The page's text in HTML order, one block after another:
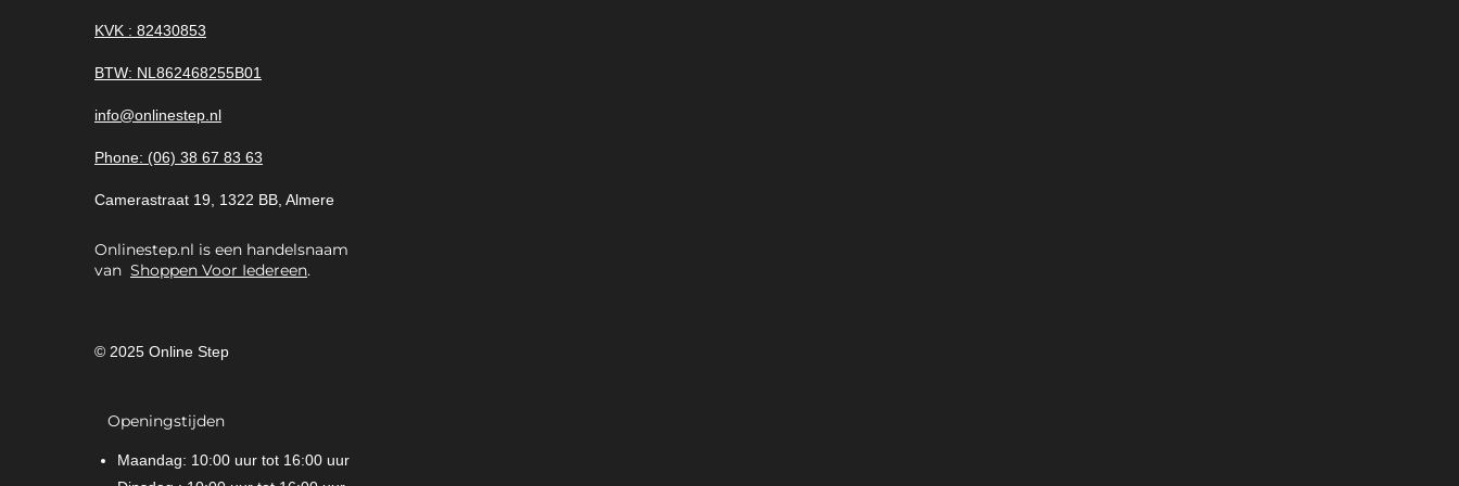
KVK : 82430853
BTW: NL862468255B01
info@onlinestep.nl
Phone: (06) 38 67 83 63
Camerastraat 19, 1322 BB, Almere
Onlinestep.nl is een handelsnaam
van Shoppen Voor Iedereen.
© 2025 Online Step
Openingstijden
Maandag: 10:00 uur tot 16:00 uur